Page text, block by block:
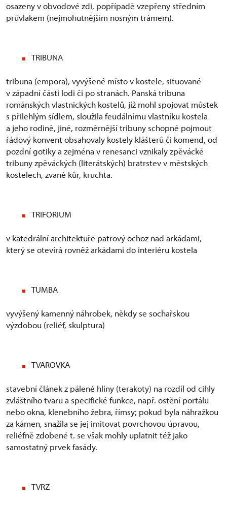
osazeny v obvodové zdi, popřípadě vzepřeny středním
průvlakem (nejmohutnějším nosným trámem).
TRIBUNA
tribuna (empora), vyvýšené místo v kostele, situované
v západní části lodi či po stranách. Panská tribuna
románských vlastnických kostelů, jíž mohl spojovat můstek
s přilehlým sídlem, sloužila feudálnímu vlastníku kostela
a jeho rodině, jiné, rozměrnější tribuny schopné pojmout
řádový konvent obsahovaly kostely klášterů či komend, od
pozdní gotiky a zejména v renesanci vznikaly zpěvácké
tribuny zpěváckých (literátských) bratrstev v městských
kostelech, zvané kůr, kruchta.
TRIFORIUM
v katedrální architektuře patrový ochoz nad arkádami,
který se otevírá rovněž arkádami do interiéru kostela
TUMBA
vyvýšený kamenný náhrobek, někdy se sochařskou
výzdobou (reliéf, skulptura)
TVAROVKA
stavební článek z pálené hlíny (terakoty) na rozdíl od cihly
zvláštního tvaru a specifické funkce, např. ostění portálu
nebo okna, klenebního žebra, římsy; pokud byla náhražkou
za kámen, snažila se jej imitovat povrchovou úpravou,
reliéfně zdobené t. se však mohly uplatnit též jako
samostatný prvek fasády.
TVRZ